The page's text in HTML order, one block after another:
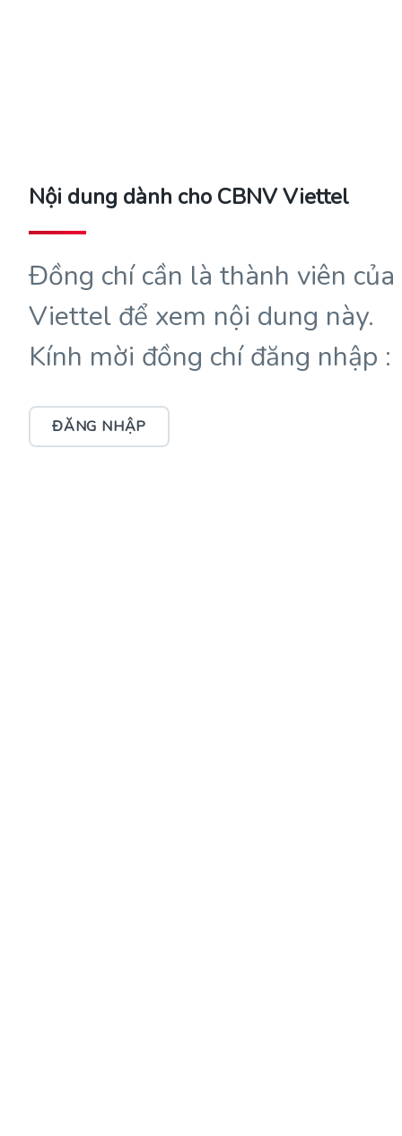
Nội dung dành cho CBNV Viettel
Đồng chí cần là thành viên của
Viettel để xem nội dung này.
Kính mời đồng chí đăng nhập :
ĐĂNG NHẬP